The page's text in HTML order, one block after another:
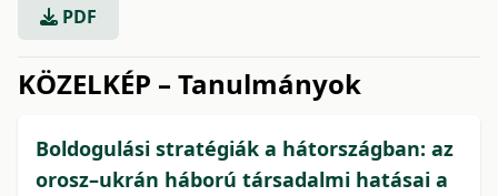
PDF
KÖZELKÉP – Tanulmányok
Boldogulási stratégiák a hátországban: az
orosz–ukrán háború társadalmi hatásai a